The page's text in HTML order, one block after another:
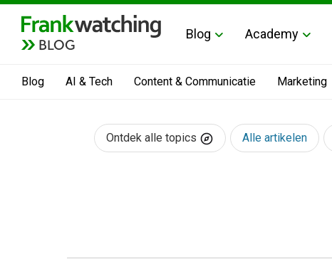
BLOG
Blog Academy
Blog AI & Tech Content & Communicatie Marketing
Ontdek alle topics Alle artikelen